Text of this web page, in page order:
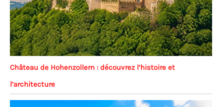
Château de Hohenzollern : découvrez l’histoire et
l’architecture